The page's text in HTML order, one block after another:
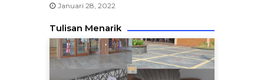
Januari 28, 2022
Tulisan Menarik